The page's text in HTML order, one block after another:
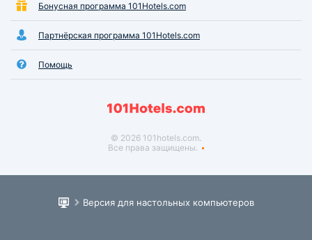
Бонусная программа 101Hotels.com
Партнёрская программа 101Hotels.com
Помощь
© 2026 101hotels.com.
Все права защищены.
Версия для настольных компьютеров